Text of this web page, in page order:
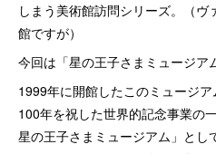
しまう美術館訪問シリーズ。（
館ですが）
今回は「星の王子さまミュージア
1999年に開館したこのミュージ
100年を祝した世界的記念事業の
星の王子さまミュージアム」とし